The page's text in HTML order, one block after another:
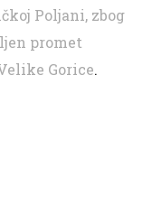
Poljani, zbog
promet
Gorice.